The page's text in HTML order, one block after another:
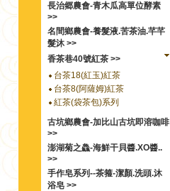
長治郷農會-青木瓜高單位酵素
>>
名間鄉農會-養髮液.苦茶油.芊芊
髮沐 >>
香茶巷40號紅茶 >>
台茶18(紅玉)紅茶
台茶8(阿薩姆)紅茶
紅茶(袋茶包)系列
古坑鄉農會-加比山古坑即溶咖啡
>>
澎湖菊之鱻-海鮮干貝醬.XO醬..
>>
手作皂系列--茶箍-潔顏.洗頭.沐
浴皂 >>